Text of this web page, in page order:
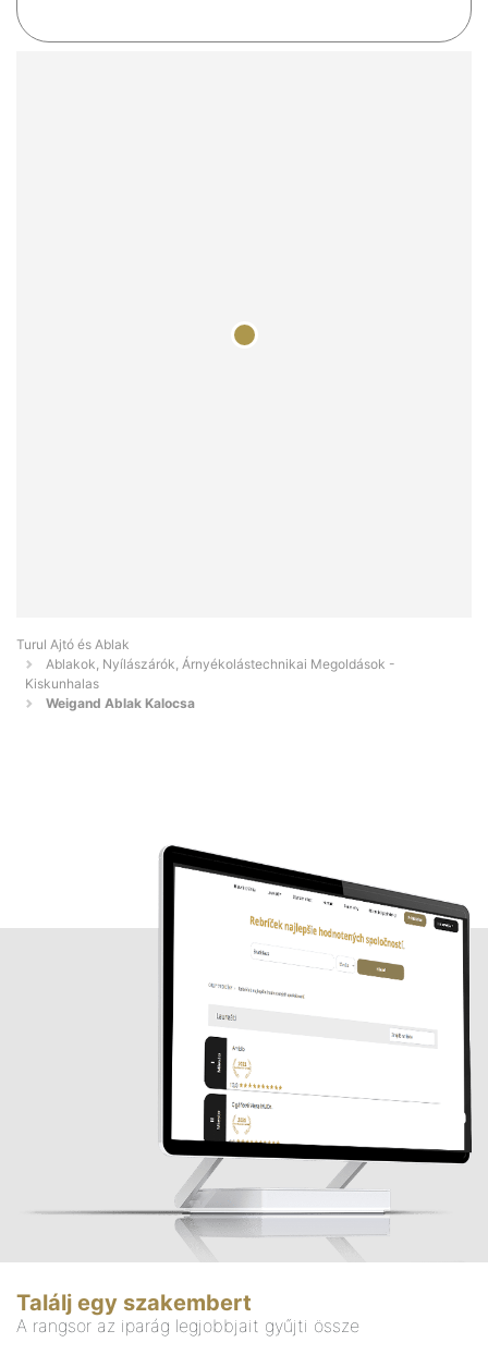
Turul Ajtó és Ablak
Ablakok, Nyílászárók, Árnyékolástechnikai Megoldások -
Kiskunhalas
Weigand Ablak Kalocsa
Találj egy szakembert
A rangsor az iparág legjobbjait gyűjti össze